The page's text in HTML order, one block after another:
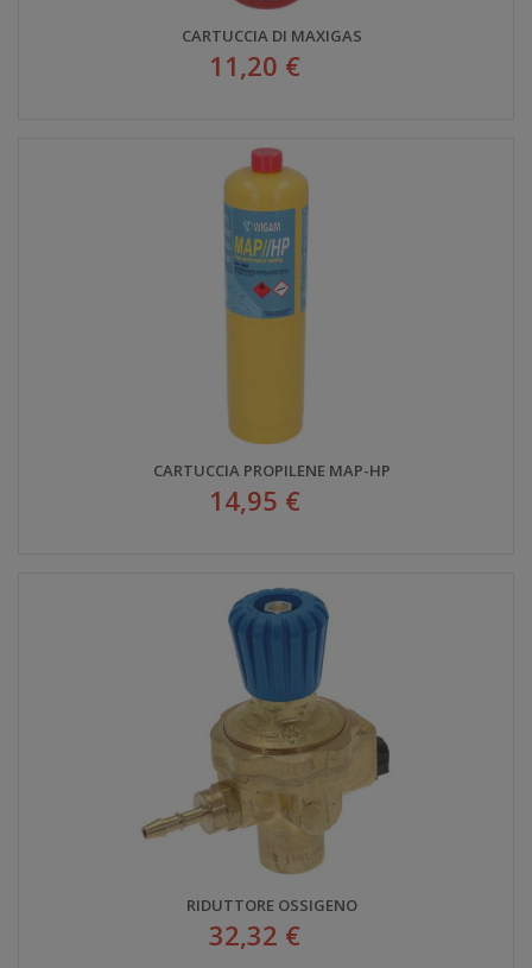
CARTUCCIA DI MAXIGAS
11,20 €
CARTUCCIA PROPILENE MAP-HP
14,95 €
RIDUTTORE OSSIGENO
32,32 €